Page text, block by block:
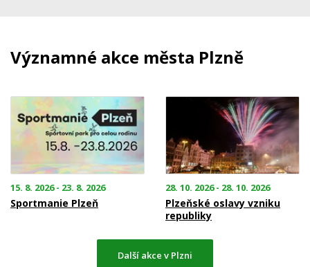
Významné akce města Plzně
15. 8. 2026 - 23. 8. 2026
Sportmanie Plzeň
28. 10. 2026 - 28. 10. 2026
Plzeňské oslavy vzniku
republiky
Další akce v Plzni